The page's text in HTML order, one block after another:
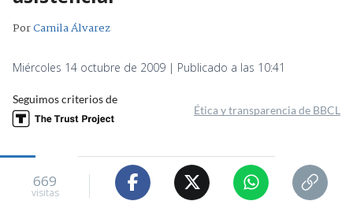
PorCamila Álvarez
Miércoles 14 octubre de 2009 | Publicado a las 10:41
Seguimos criterios de
Ética y transparencia de BBCL
669
visitas